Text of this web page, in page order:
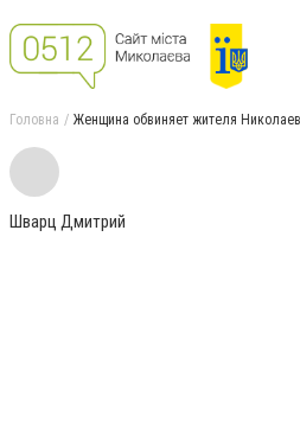
Головна Женщина обвиняет жителя
Шварц Дмитрий